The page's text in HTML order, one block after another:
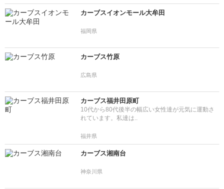
カーブスイオンモール大牟田
福岡県
カーブス竹原
広島県
カーブス福井田原町
10代から80代後半の幅広い女性達が元気に運動さ
れています。私達は..
福井県
カーブス湘南台
神奈川県